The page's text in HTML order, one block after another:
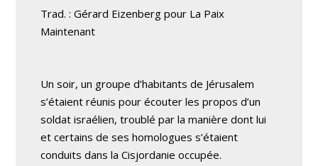
Trad. : Gérard Eizenberg pour La Paix
Maintenant
Un soir, un groupe d’habitants de Jérusalem
s’étaient réunis pour écouter les propos d’un
soldat israélien, troublé par la manière dont lui
et certains de ses homologues s’étaient
conduits dans la Cisjordanie occupée.